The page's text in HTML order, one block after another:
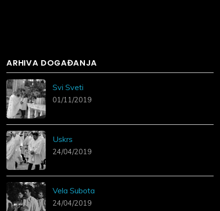
ARHIVA DOGAĐANJA
Svi Sveti
01/11/2019
Uskrs
24/04/2019
Vela Subota
24/04/2019